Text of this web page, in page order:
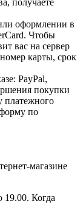
оформлении в
Чтобы
вас на сервер
карты, срок
PayPal,
покупки
платежного
по
магазине
19.00. Когда